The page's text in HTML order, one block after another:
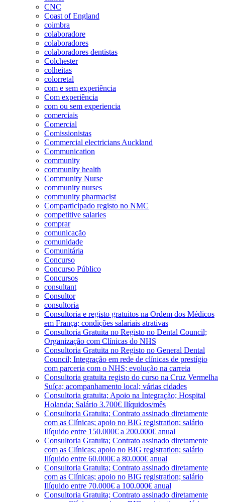
CNC
Coast of England
coimbra
colaboradore
colaboradores
colaboradores dentistas
Colchester
colheitas
colorretal
com e sem experiência
Com experiência
com ou sem experiencia
comerciais
Comercial
Comissionistas
Commercial electricians Auckland
Communication
community
community health
Community Nurse
community nurses
community pharmacist
Comparticipado registo no NMC
competitive salaries
comprar
comunicação
comunidade
Comunitária
Concurso
Concurso Público
Concursos
consultant
Consultor
consultoria
Consultoria e registo gratuitos na Ordem dos Médicos
em França; condições salariais atrativas
Consultoria Gratuita no Registo no Dental Council;
Organização com Clínicas do NHS
Consultoria Gratuita no Registo no General Dental
Council; Integração em rede de clínicas de prestígio
com parceria com o NHS; evolução na carreia
Consultoria gratuita registo do curso na Cruz Vermelha
Suíça; acompanhamento local; várias cidades
Consultoria gratuita; Apoio na Integração; Hospital
Holanda; Salário 3.700€ Ilíquidos/mês
Consultoria Gratuita; Contrato assinado diretamente
com as Clínicas; apoio no BIG registration; salário
Ilíquido entre 150.000€ a 200.000€ anual
Consultoria Gratuita; Contrato assinado diretamente
com as Clínicas; apoio no BIG registration; salário
Ilíquido entre 60.000€ a 80.000€ anual
Consultoria Gratuita; Contrato assinado diretamente
com as Clínicas; apoio no BIG registration; salário
Ilíquido entre 70.000€ a 100.000€ anual
Consultoria Gratuita; Contrato assinado diretamente